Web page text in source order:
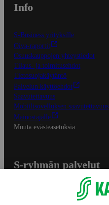
Info
S-Business yrityksille
Oiva-raportit
Osuuskauppojen yhteystiedot
Tilaus- ja toimitusehdot
Tietosuojakäytäntö
Palvelun käyttöehdot
Saavutettavuus
Mobiilisovelluksen saavutettavuus
Mainostajalle
Muuta evästeasetuksia
S-ryhmän palvelut